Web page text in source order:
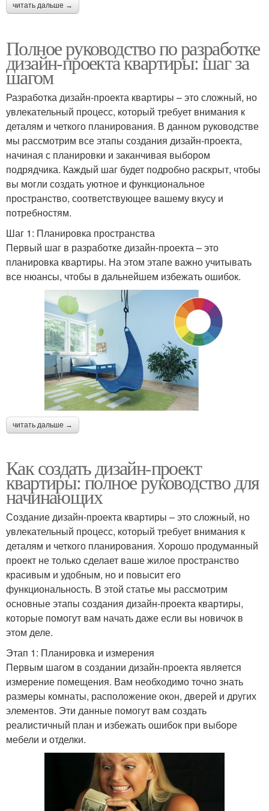
читать дальше →
Полное руководство по разработке
дизайн-проекта квартиры: шаг за
шагом
Разработка дизайн-проекта квартиры – это сложный, но
увлекательный процесс, который требует внимания к
деталям и четкого планирования. В данном руководстве
мы рассмотрим все этапы создания дизайн-проекта,
начиная с планировки и заканчивая выбором
подрядчика. Каждый шаг будет подробно раскрыт, чтобы
вы могли создать уютное и функциональное
пространство, соответствующее вашему вкусу и
потребностям.
Шаг 1: Планировка пространства
Первый шаг в разработке дизайн-проекта – это
планировка квартиры. На этом этапе важно учитывать
все нюансы, чтобы в дальнейшем избежать ошибок.
читать дальше →
Как создать дизайн-проект
квартиры: полное руководство для
начинающих
Создание дизайн-проекта квартиры – это сложный, но
увлекательный процесс, который требует внимания к
деталям и четкого планирования. Хорошо продуманный
проект не только сделает ваше жилое пространство
красивым и удобным, но и повысит его
функциональность. В этой статье мы рассмотрим
основные этапы создания дизайн-проекта квартиры,
которые помогут вам начать даже если вы новичок в
этом деле.
Этап 1: Планировка и измерения
Первым шагом в создании дизайн-проекта является
измерение помещения. Вам необходимо точно знать
размеры комнаты, расположение окон, дверей и других
элементов. Эти данные помогут вам создать
реалистичный план и избежать ошибок при выборе
мебели и отделки.